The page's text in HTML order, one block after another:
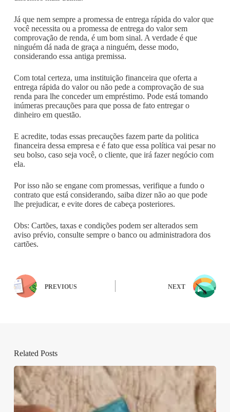
Já que nem sempre a promessa de entrega rápida do valor que
você necessita ou a promessa de entrega do valor sem
comprovação de renda, é um bom sinal. A verdade é que
ninguém dá nada de graça a ninguém, desse modo,
considerando essa antiga premissa.
Com total certeza, uma instituição financeira que oferta a
entrega rápida do valor ou não pede a comprovação de sua
renda para lhe conceder um empréstimo. Pode está tomando
inúmeras precauções para que possa de fato entregar o
dinheiro em questão.
E acredite, todas essas precauções fazem parte da politica
financeira dessa empresa e é fato que essa política vai pesar no
seu bolso, caso seja você, o cliente, que irá fazer negócio com
ela.
Por isso não se engane com promessas, verifique a fundo o
contrato que está considerando, saiba dizer não ao que pode
lhe prejudicar, e evite dores de cabeça posteriores.
Obs: Cartões, taxas e condições podem ser alterados sem
aviso prévio, consulte sempre o banco ou administradora dos
cartões.
PREVIOUS NEXT
Related Posts